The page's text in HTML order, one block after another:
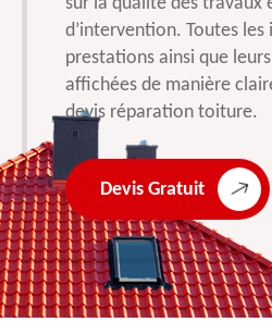
d’intervention. Toutes
prestations ainsi que
affichées de manière
devis réparation toiture.
Devis Gratuit